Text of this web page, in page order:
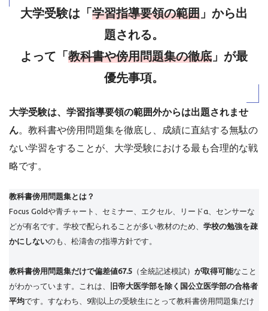
大学受験は「学習指導要領の範囲 」から出
題される。
よって「教科書や傍用問題集の徹底 」が最
優先事項。
大学受験は、学習指導要領の範囲外からは出題されませ
ん。教科書や傍用問題集を徹底し、成績に直結する無駄の
ない学習をすることが、大学受験における最も合理的な戦
略です。
教科書傍用問題集とは？
Focus Goldや青チャート、セミナー、エクセル、リードα、センサーな
どが有名です。学校で配られることが多い教材のため、 学校の勉強を疎
かにしないのも、松濤舎の指導方針です。
教科書傍用問題集だけで偏差値67.5 （全統記述模試） が取得可能なこと
がわかっています。これは、
旧帝大医学部を除く国公立医学部の合格者
平均です。すなわち、9割以上の受験生にとって教科書傍用問題集だけ